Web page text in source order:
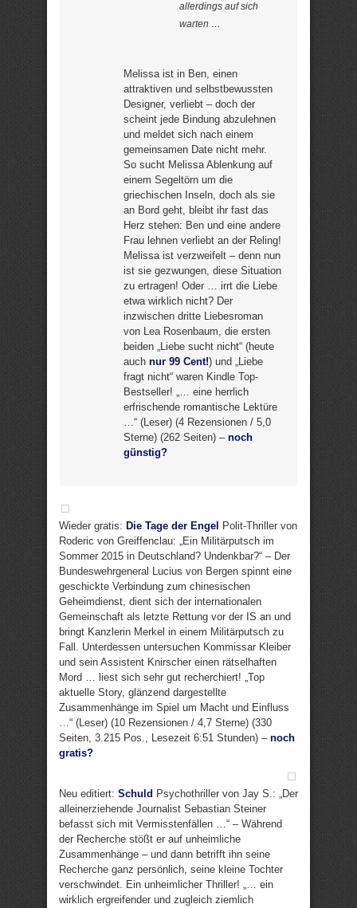
allerdings auf sich
warten …
Melissa ist in Ben, einen
attraktiven und selbstbewussten
Designer, verliebt – doch der
scheint jede Bindung abzulehnen
und meldet sich nach einem
gemeinsamen Date nicht mehr.
So sucht Melissa Ablenkung auf
einem Segeltörn um die
griechischen Inseln, doch als sie
an Bord geht, bleibt ihr fast das
Herz stehen: Ben und eine andere
Frau lehnen verliebt an der Reling!
Melissa ist verzweifelt – denn nun
ist sie gezwungen, diese Situation
zu ertragen! Oder … irrt die Liebe
etwa wirklich nicht? Der
inzwischen dritte Liebesroman
von Lea Rosenbaum, die ersten
beiden „Liebe sucht nicht“ (heute
auch nur 99 Cent!) und „Liebe
fragt nicht“ waren Kindle Top-
Bestseller! „… eine herrlich
erfrischende romantische Lektüre
…“ (Leser) (4 Rezensionen / 5,0
Sterne) (262 Seiten) – noch
günstig?
Wieder gratis: Die Tage der Engel
Polit-Thriller von
Roderic von Greiffenclau: „Ein Militärputsch im
Sommer 2015 in Deutschland? Undenkbar?“ – Der
Bundeswehrgeneral Lucius von Bergen spinnt eine
geschickte Verbindung zum chinesischen
Geheimdienst, dient sich der internationalen
Gemeinschaft als letzte Rettung vor der IS an und
bringt Kanzlerin Merkel in einem Militärputsch zu
Fall. Unterdessen untersuchen Kommissar Kleiber
und sein Assistent Knirscher einen rätselhaften
Mord … liest sich sehr gut recherchiert! „Top
aktuelle Story, glänzend dargestellte
Zusammenhänge im Spiel um Macht und Einfluss
…“ (Leser) (10 Rezensionen / 4,7 Sterne) (330
Seiten, 3.215 Pos., Lesezeit 6:51 Stunden) – noch
gratis?
Neu editiert: Schuld Psychothriller von Jay S.: „Der
alleinerziehende Journalist Sebastian Steiner
befasst sich mit Vermisstenfällen …“ – Während
der Recherche stößt er auf unheimliche
Zusammenhänge – und dann betrifft ihn seine
Recherche ganz persönlich, seine kleine Tochter
verschwindet. Ein unheimlicher Thriller! „… ein
wirklich ergreifender und zugleich ziemlich